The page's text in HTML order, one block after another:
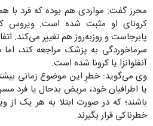
محرز گفت: مواردی هم بوده که فرد با
کرونای او مثبت شده است. ویروس
پابرجاست و روزبه‌روز هم تغییر می‌کند.
سرماخوردگی به پزشک مراجعه کند،
آنفلوانزا یا کرونا شده است.
وی می‌گوید: خطرِ این موضوع زمانی
یا اطرافیان خود، مریض بدحال یا فرد
باشند؛ که در صورت ابتلا به هر یک از
خطرناکی قرار بگیرند.